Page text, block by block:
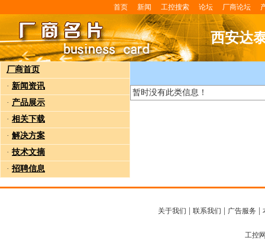
首页 新闻 工控搜索 论坛 厂商论坛
西安达
厂商首页
· 新闻资讯
· 产品展示
· 相关下载
· 解决方案
· 技术文摘
· 招聘信息
暂时没有此类信息！
关于我们 联系我们 广告服务
工控